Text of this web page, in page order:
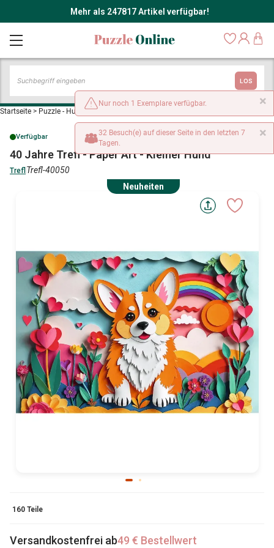
Mehr als 247817 Artikel verfügbar!
LOS
Startseite > Puzzle - Hunde >40 Jahre Trefl - Paper Art - Kleiner Hund
Verfügbar
40 Jahre Trefl - Paper Art - Kleiner Hund
Trefl Trefl-40050
Neuheiten
160 Teile
Versandkostenfrei ab49 € Bestellwert
×
Nur noch 1 Exemplare verfügbar.
×
32 Besuch(e) auf dieser Seite in den letzten 7
Tagen.